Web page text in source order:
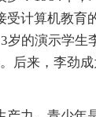
受计算机教育
岁的演示学生
后来，李劲